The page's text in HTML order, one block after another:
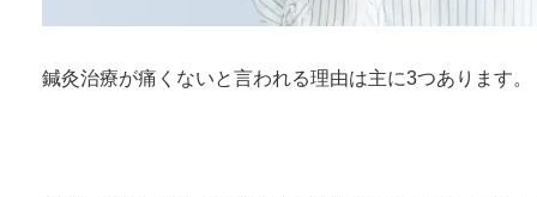
鍼灸治療が痛くないと言われる理由は主に3つあります。